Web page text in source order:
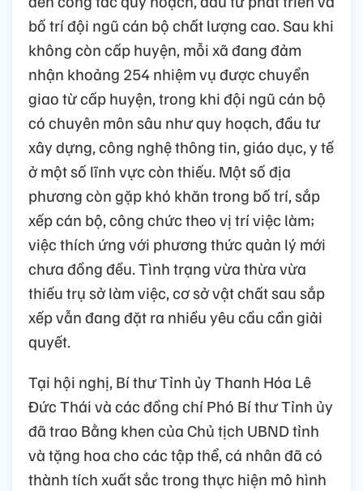
bố trí đội ngũ cán bộ chất lượng cao. Sau khi
không còn cấp huyện, mỗi xã đang đảm
nhận khoảng 254 nhiệm vụ được chuyển
giao từ cấp huyện, trong khi đội ngũ cán bộ
có chuyên môn sâu như quy hoạch, đầu tư
xây dựng, công nghệ thông tin, giáo dục, y tế
ở một số lĩnh vực còn thiếu. Một số địa
phương còn gặp khó khăn trong bố trí, sắp
xếp cán bộ, công chức theo vị trí việc làm;
việc thích ứng với phương thức quản lý mới
chưa đồng đều. Tình trạng vừa thừa vừa
thiếu trụ sở làm việc, cơ sở vật chất sau sắp
xếp vẫn đang đặt ra nhiều yêu cầu cần giải
quyết.
Tại hội nghị, Bí thư Tỉnh ủy Thanh Hóa Lê
Đức Thái và các đồng chí Phó Bí thư Tỉnh ủy
đã trao Bằng khen của Chủ tịch UBND tỉnh
và tặng hoa cho các tập thể, cá nhân đã có
thành tích xuất sắc trong thực hiện mô hình